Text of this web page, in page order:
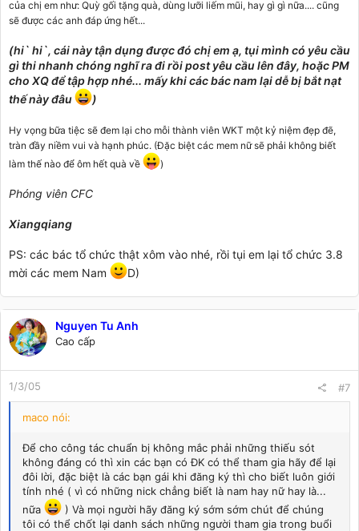
của chị em như: Quỳ gối tặng quà, dùng lưỡi liếm mũi, hay gì gì nữa.... cũng
sẽ được các anh đáp ứng hết...
(hi` hi`, cái này tận dụng được đó chị em ạ, tụi mình có yêu cầu
gì thi nhanh chóng nghĩ ra đi rồi post yêu cầu lên đây, hoặc PM
cho XQ để tập hợp nhé... mấy khi các bác nam lại dễ bị bắt nạt
thế này đâu
)
Hy vọng bữa tiệc sẽ đem lại cho mỗi thành viên WKT một kỷ niệm đẹp đẽ,
tràn đầy niềm vui và hạnh phúc. (Đặc biệt các mem nữ sẽ phải không biết
làm thế nào để ôm hết quà về
)
Phóng viên CFC
Xiangqiang
PS: các bác tổ chức thật xôm vào nhé, rồi tụi em lại tổ chức 3.8
mời các mem Nam
D)
Nguyen Tu Anh
Cao cấp
1/3/05 #7
maco nói:
Để cho công tác chuẩn bị không mắc phải những thiếu sót
không đáng có thì xin các bạn có ĐK có thể tham gia hãy để lại
đôi lời, đặc biệt là các bạn gái khi đăng ký thì cho biết luôn giới
tính nhé ( vì có những nick chẳng biết là nam hay nữ hay là...
nữa
) Và mọi người hãy đăng ký sớm sớm chút để chúng
tôi có thể chốt lại danh sách những người tham gia trong buổi